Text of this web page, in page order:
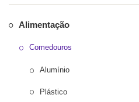
Alimentação
Comedouros
Alumínio
Plástico